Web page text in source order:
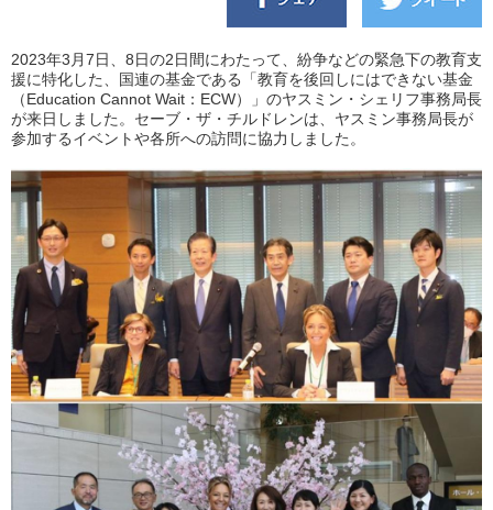
2023年3月7日、8日の2日間にわたって、紛争などの緊急下の教育支
援に特化した、国連の基金である「教育を後回しにはできない基金
（Education Cannot Wait：ECW）」のヤスミン・シェリフ事務局長
が来日しました。セーブ・ザ・チルドレンは、ヤスミン事務局長が
参加するイベントや各所への訪問に協力しました。